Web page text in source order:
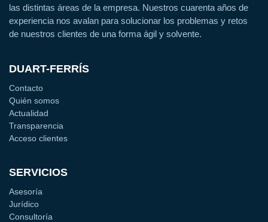
las distintas áreas de la empresa. Nuestros cuarenta años de
experiencia nos avalan para solucionar los problemas y retos
de nuestros clientes de una forma ágil y solvente.
DUART-FERRÍS
Contacto
Quién somos
Actualidad
Transparencia
Acceso clientes
SERVICIOS
Asesoría
Jurídico
Consultoría